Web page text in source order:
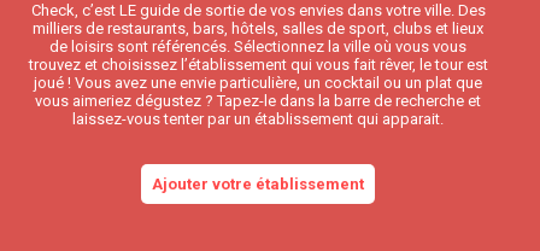
Check, c’est LE guide de sortie de vos envies dans votre ville. Des
milliers de restaurants, bars, hôtels, salles de sport, clubs et lieux
de loisirs sont référencés. Sélectionnez la ville où vous vous
trouvez et choisissez l’établissement qui vous fait rêver, le tour est
joué ! Vous avez une envie particulière, un cocktail ou un plat que
vous aimeriez dégustez ? Tapez-le dans la barre de recherche et
laissez-vous tenter par un établissement qui apparait.
Ajouter votre établissement